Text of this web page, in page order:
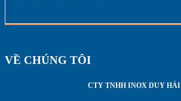
VỀ CHÚNG TÔI
CTY TNHH INOX DUY HẢI